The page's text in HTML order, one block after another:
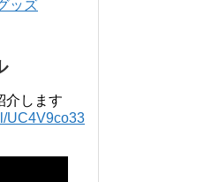
2014年 4月 〜
ッズ
介します
UC4V9co33